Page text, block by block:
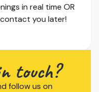
in real time OR
you later!
touch?
follow us on